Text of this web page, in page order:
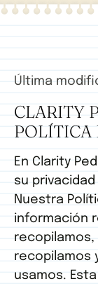
Última
CLARITY
POLÍTICA
En Clarity
su
Nuestra
información
recopilamos,
recopilamos
usamos.